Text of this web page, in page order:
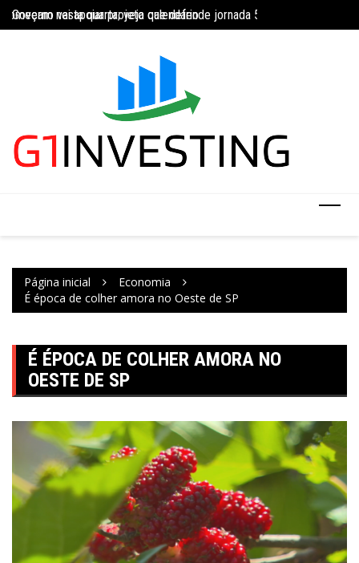
para
Governo vai apoiar projeto que defende jornada 5×2 com limite de
INSS amplia temporariamente prazo de auxílio-doença sem perícia;
Página inicial
Economia
É época de colher amora no Oeste de SP
É ÉPOCA DE COLHER AMORA NO
OESTE DE SP